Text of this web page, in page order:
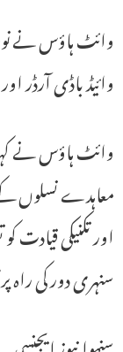
وائٹ ہاؤس نے
وائیڈ باڈی آرڈر اور
وائٹ ہاؤس نے
معاہدے نسلوں کے
اور تکنیکی قیادت
سنہری دور کی